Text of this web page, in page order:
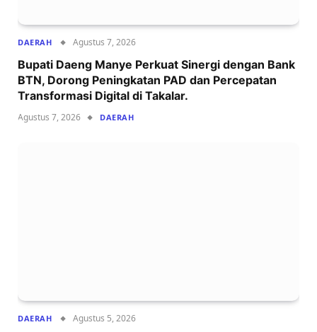
DAERAH Agustus 7, 2026
Bupati Daeng Manye Perkuat Sinergi dengan Bank
BTN, Dorong Peningkatan PAD dan Percepatan
Transformasi Digital di Takalar.
Agustus 7, 2026 DAERAH
DAERAH Agustus 5, 2026